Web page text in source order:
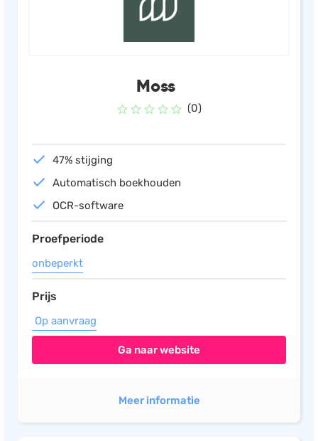
Moss
(0)
47% stijging
Automatisch boekhouden
OCR-software
Proefperiode
onbeperkt
Prijs
Op aanvraag
Ga naar website
Meer informatie